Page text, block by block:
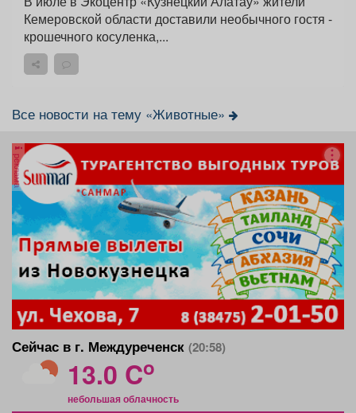
Кемеровской области доставили необычного гостя -
крошечного косуленка,...
Все новости на тему «Животные»
реклама
Сейчас в г. Междуреченск (20:58)
13.0 Co
небольшая облачность